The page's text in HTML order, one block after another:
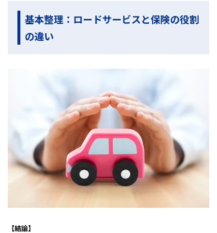
基本整理：ロードサービスと保険の役割
の違い
【結論】